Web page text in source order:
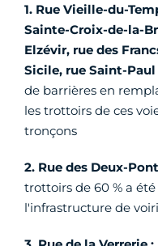
1. Rue Vieille-du-
Sainte-Croix-de-la-
Elzévir, rue des
Sicile, rue Saint-
de barrières en
les trottoirs de ces
tronçons
2. Rue des Deux-
trottoirs de 60 % a
l'infrastructure de